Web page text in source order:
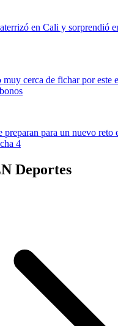
en Cali y sorprendió
muy cerca de fichar por este
preparan para un nuevo reto
4
Deportes